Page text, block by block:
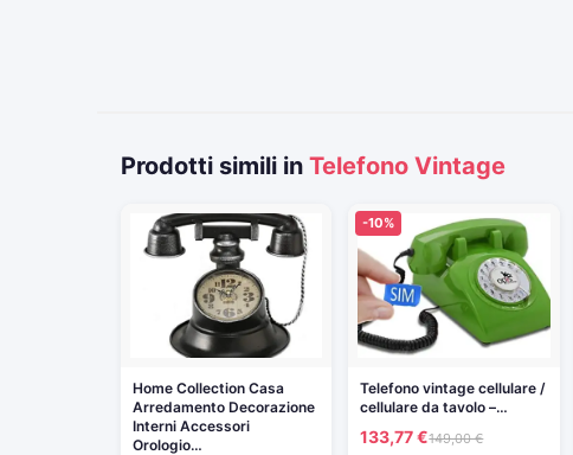
Prodotti simili in Telefono Vintage
Home Collection Casa
Arredamento Decorazione
Interni Accessori
Orologio…
-10%
Telefono vintage cellulare /
cellulare da tavolo –…
133,77 €149,00 €